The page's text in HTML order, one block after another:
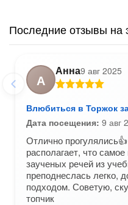
Последние отзывы на
А
Анна9 авг 2025
Влюбиться в Торжок
Дата посещения: 9 авг
Отлично
располагает, что
заученых речей из
преподнеслась легко,
подходом. Советую,
топчик